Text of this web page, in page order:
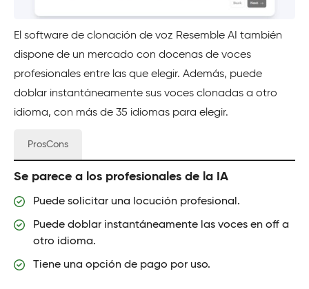
El software de clonación de voz Resemble AI también
dispone de un mercado con docenas de voces
profesionales entre las que elegir. Además, puede
doblar instantáneamente sus voces clonadas a otro
idioma, con más de 35 idiomas para elegir.
ProsCons
Se parece a los profesionales de la IA
Puede solicitar una locución profesional.
Puede doblar instantáneamente las voces en off a
otro idioma.
Tiene una opción de pago por uso.